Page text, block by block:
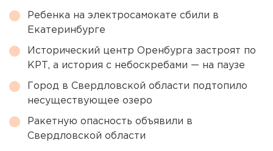
Ребенка на электросамокате сбили в
Екатеринбурге
Исторический центр Оренбурга застроят по
КРТ, а история с небоскребами — на паузе
Город в Свердловской области подтопило
несуществующее озеро
Ракетную опасность объявили в
Свердловской области